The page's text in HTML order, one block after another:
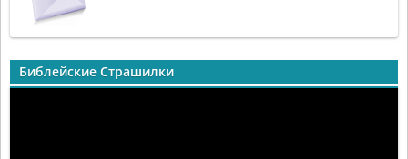
Библейские Страшилки